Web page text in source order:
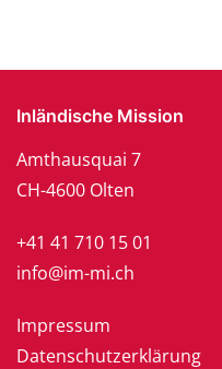
Inländische Mission
Amthausquai 7
CH-4600 Olten
+41 41 710 15 01
info@im-mi.ch
Impressum
Datenschutzerklärung